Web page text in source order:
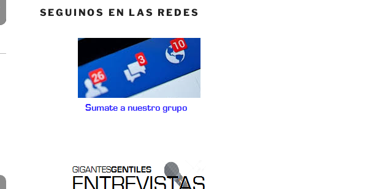
SEGUINOS EN LAS REDES